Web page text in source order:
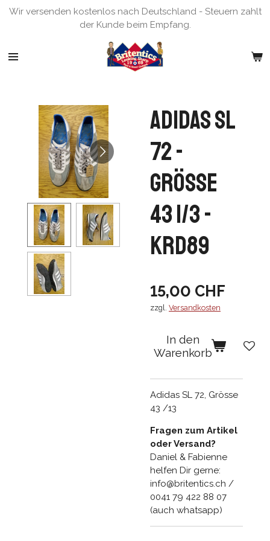
Zum
Wir versenden kostenlos nach Deutschland - Steuern zahlt
der Kunde beim Empfang.
Adidas SL
72 -
Grösse
43 1/3 -
KRD89
15,00 CHF
zzgl. Versandkosten
In den
Warenkorb
Adidas SL 72, Grösse
43 /13
Fragen zum Artikel
oder Versand?
Daniel & Fabienne
helfen Dir gerne:
info@britentics.ch /
0041 79 422 88 07
(auch whatsapp)